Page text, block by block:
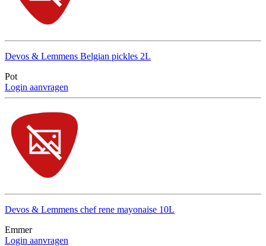
Devos & Lemmens Belgian pickles 2L
Pot
Login aanvragen
Devos & Lemmens chef rene mayonaise 10L
Emmer
Login aanvragen